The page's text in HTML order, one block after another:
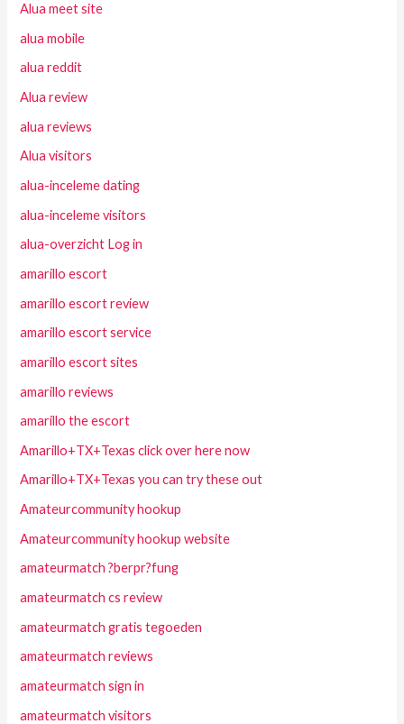
Alua meet site
alua mobile
alua reddit
Alua review
alua reviews
Alua visitors
alua-inceleme dating
alua-inceleme visitors
alua-overzicht Log in
amarillo escort
amarillo escort review
amarillo escort service
amarillo escort sites
amarillo reviews
amarillo the escort
Amarillo+TX+Texas click over here now
Amarillo+TX+Texas you can try these out
Amateurcommunity hookup
Amateurcommunity hookup website
amateurmatch ?berpr?fung
amateurmatch cs review
amateurmatch gratis tegoeden
amateurmatch reviews
amateurmatch sign in
amateurmatch visitors